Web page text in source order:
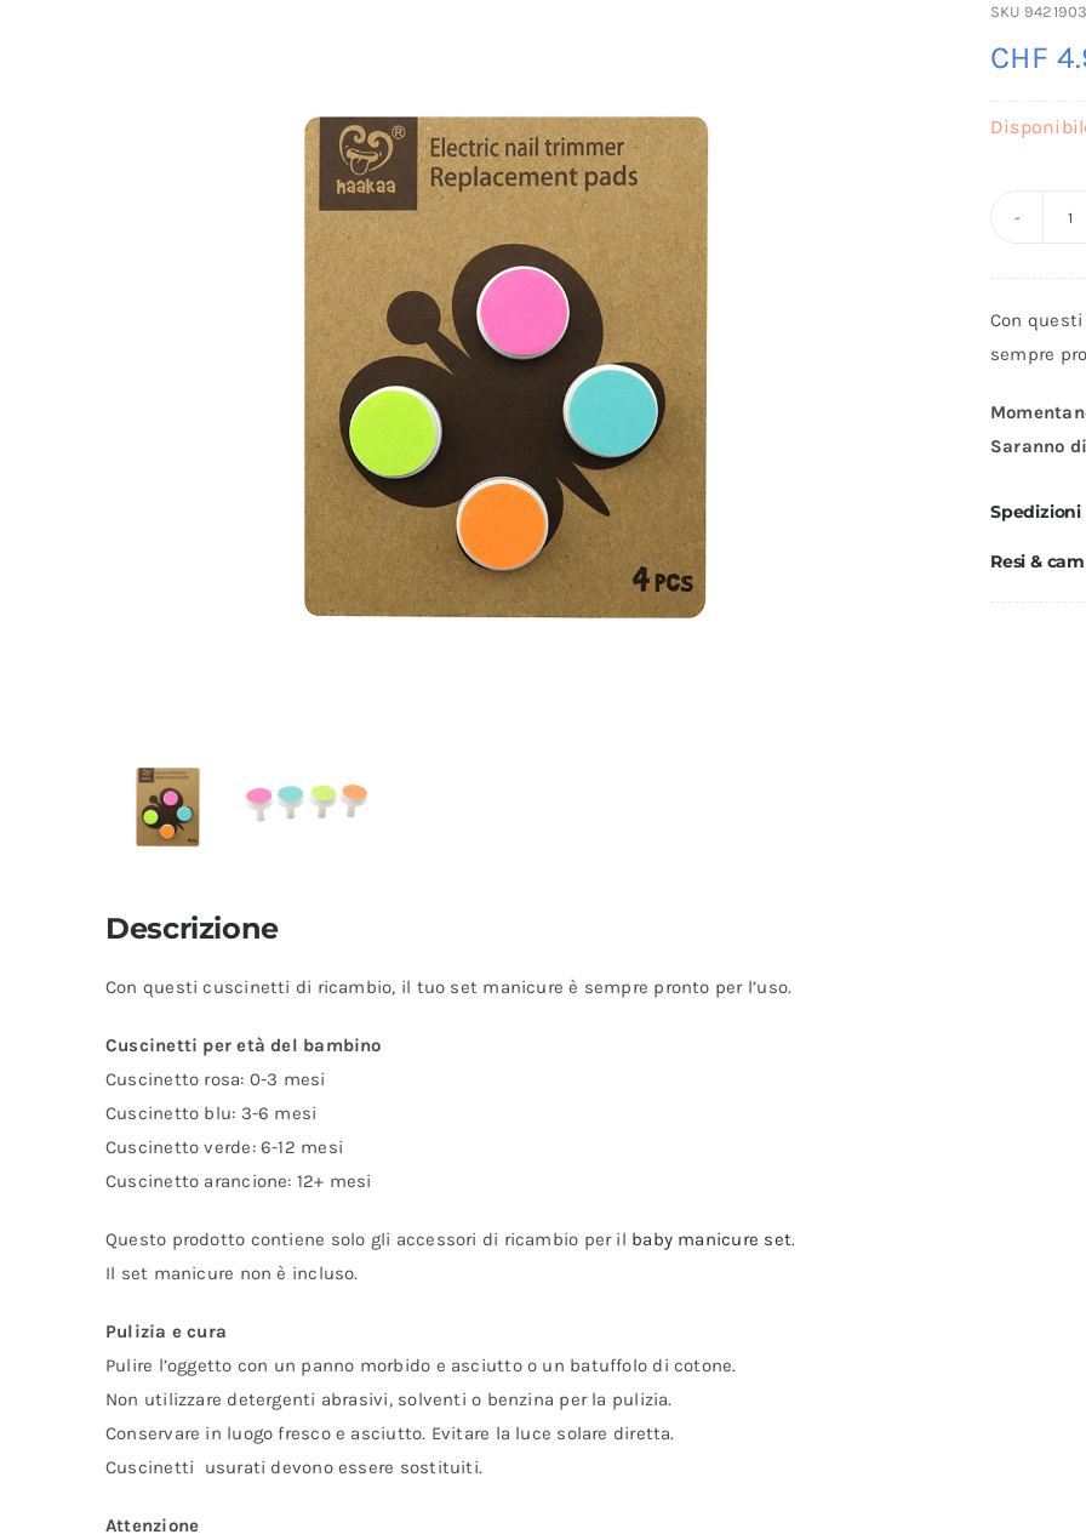
SKU
CHF
Con
sempre
Saranno
Spedizioni
Resi &
Descrizione
Con questi cuscinetti di ricambio, il tuo set manicure è sempre pronto per l’uso.
Cuscinetti per età del bambino
Cuscinetto rosa: 0-3 mesi
Cuscinetto blu: 3-6 mesi
Cuscinetto verde: 6-12 mesi
Cuscinetto arancione: 12+ mesi
Questo prodotto contiene solo gli accessori di ricambio per il baby manicure set.
Il set manicure non è incluso.
Pulizia e cura
Pulire l’oggetto con un panno morbido e asciutto o un batuffolo di cotone.
Non utilizzare detergenti abrasivi, solventi o benzina per la pulizia.
Conservare in luogo fresco e asciutto. Evitare la luce solare diretta.
Cuscinetti usurati devono essere sostituiti.
Attenzione